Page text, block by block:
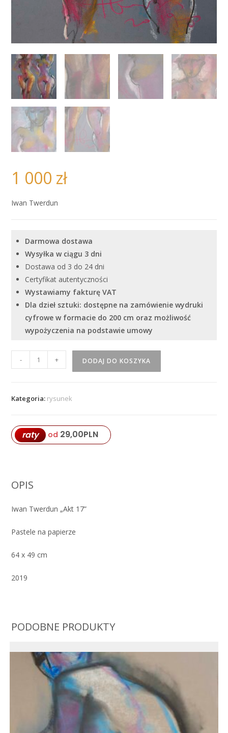
1 000 zł
Iwan Twerdun
Darmowa dostawa
Wysyłka w ciągu 3 dni
Dostawa od 3 do 24 dni
Certyfikat autentyczności
Wystawiamy fakturę VAT
Dla dzieł sztuki: dostępne na zamówienie wydruki
cyfrowe w formacie do 200 cm oraz możliwość
wypożyczenia na podstawie umowy
Iwan
"Akt
- + DODAJ DO KOSZYKA
Kategoria: rysunek
raty od 29,00PLN
OPIS
Iwan Twerdun „Akt 17”
Pastele na papierze
64 x 49 cm
2019
PODOBNE PRODUKTY